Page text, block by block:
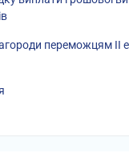
переможцям ІІ